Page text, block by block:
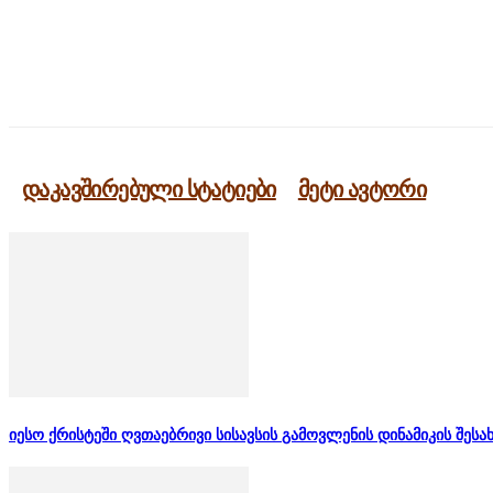
დაკავშირებული სტატიები მეტი ავტორი
იესო ქრისტეში ღვთაებრივი სისავსის გამოვლენის დინამიკის